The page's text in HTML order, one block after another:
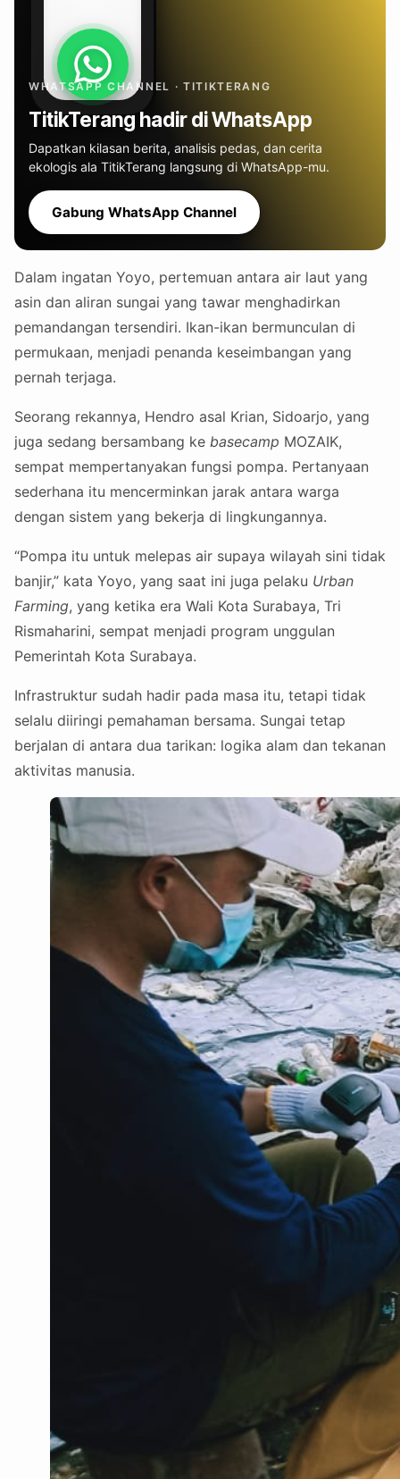
WHATSAPP CHANNEL · TITIKTERANG
TitikTerang hadir di WhatsApp
Dapatkan kilasan berita, analisis pedas, dan cerita
ekologis ala TitikTerang langsung di WhatsApp-mu.
Gabung WhatsApp Channel
Dalam ingatan Yoyo, pertemuan antara air laut yang
asin dan aliran sungai yang tawar menghadirkan
pemandangan tersendiri. Ikan-ikan bermunculan di
permukaan, menjadi penanda keseimbangan yang
pernah terjaga.
Seorang rekannya, Hendro asal Krian, Sidoarjo, yang
juga sedang bersambang ke basecamp MOZAIK,
sempat mempertanyakan fungsi pompa. Pertanyaan
sederhana itu mencerminkan jarak antara warga
dengan sistem yang bekerja di lingkungannya.
“Pompa itu untuk melepas air supaya wilayah sini tidak
banjir,” kata Yoyo, yang saat ini juga pelaku Urban
Farming, yang ketika era Wali Kota Surabaya, Tri
Rismaharini, sempat menjadi program unggulan
Pemerintah Kota Surabaya.
Infrastruktur sudah hadir pada masa itu, tetapi tidak
selalu diiringi pemahaman bersama. Sungai tetap
berjalan di antara dua tarikan: logika alam dan tekanan
aktivitas manusia.